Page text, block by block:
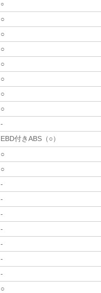
○
○
○
○
○
○
○
○
-
EBD付きABS（○）
○
○
-
-
-
-
-
-
-
○